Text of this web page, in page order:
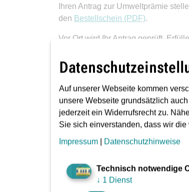
Ihren Antrag zur Umweltprämie
den Bestellschein (PDF).
Vor Ort wird Ihr Antrag geprüft.
Abo auf Ihre Kosten weiter, es kann
Was wird benötigt
Auf unserer Webseite kommen
unsere Webseite grundsätzlich
jederzeit ein Widerrufsrecht zu.
Sie sich einverstanden, dass wir
Impressum | Datenschutzhinweise
Technisch notwendige
↓ 1 Dienst